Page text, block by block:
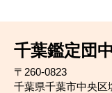
千葉鑑定団
〒260-0823
千葉県千葉市中央区